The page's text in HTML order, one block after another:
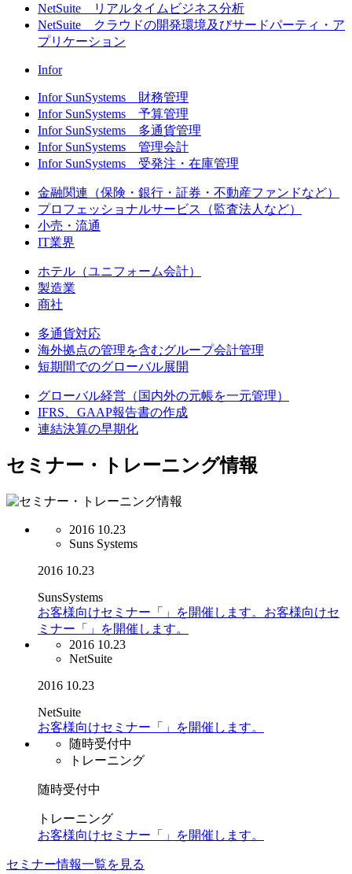
NetSuite リアルタイムビジネス分析
NetSuite クラウドの開発環境及びサードパーティ・ア
プリケーション
Infor
Infor SunSystems 財務管理
Infor SunSystems 予算管理
Infor SunSystems 多通貨管理
Infor SunSystems 管理会計
Infor SunSystems 受発注・在庫管理
金融関連 （保険・銀行・証券・不動産ファンドなど）
プロフェッショナルサービス
（監査法人など）
小売・流通
IT業界
ホテル （ユニフォーム会計）
製造業
商社
多通貨対応
海外拠点の管理を含むグループ会計管理
短期間でのグローバル展開
グローバル経営 （国内外の元帳を一元管理）
IFRS、GAAP報告書の作成
連結決算の早期化
セミナー・トレーニング情報
2016 10.23
Suns Systems
2016 10.23
SunsSystems
お客様向けセミナー「」を開催します。お客様向けセ
ミナー「」を開催します。
2016 10.23
NetSuite
2016 10.23
NetSuite
お客様向けセミナー「」を開催します。
随時受付中
トレーニング
随時受付中
トレーニング
お客様向けセミナー「」を開催します。
セミナー情報一覧を見る